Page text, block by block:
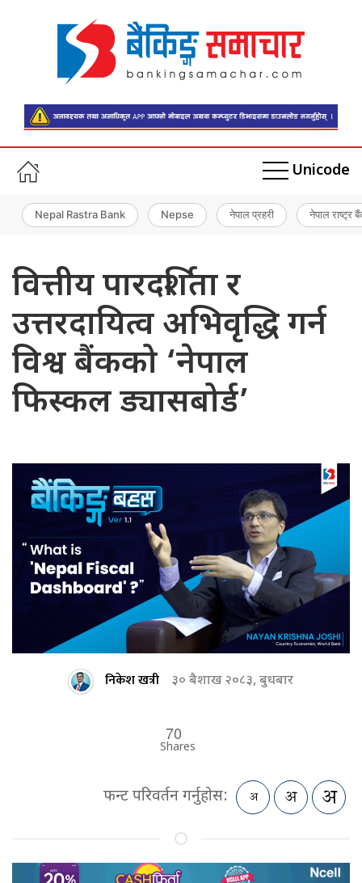
Unicode
Nepal Rastra Bank Nepse नेपाल प्रहरी नेपाल राष्ट्र
वित्तीय पारदर्शिता र
उत्तरदायित्व अभिवृद्धि गर्न
विश्व बैंकको ‘नेपाल
फिस्कल ड्यासबोर्ड’
निकेश खत्री ३० बैशाख २०८३, बुधबार
70
Shares
फन्ट परिवर्तन गर्नुहोस: